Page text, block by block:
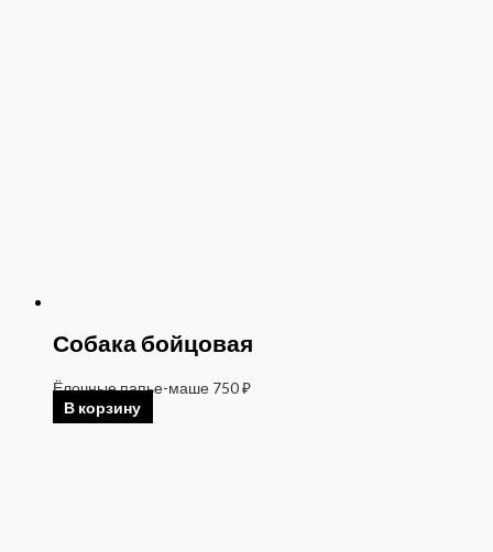
Собака бойцовая
Ёлочные папье-маше 750₽
В корзину